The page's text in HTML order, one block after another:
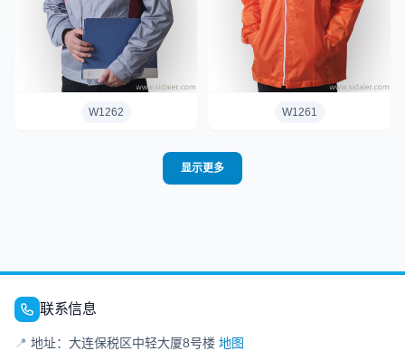
W1262 W1261
显示更多
联系信息
📍 地址：大连保税区中轻大厦8号楼 地图